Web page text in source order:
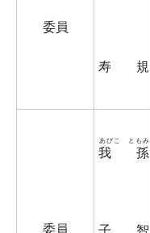
委員
寿規
委員
我孫
子 智
あびこ ともみ